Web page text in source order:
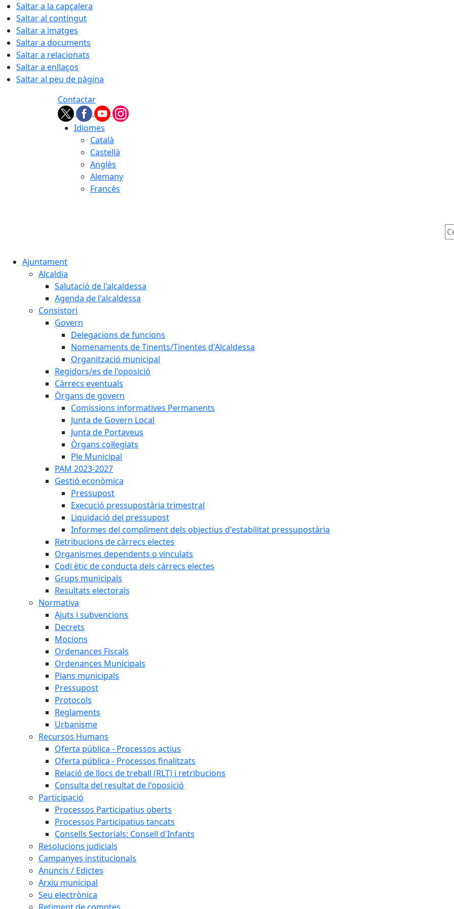
Saltar a la capçalera
Saltar al contingut
Saltar a imatges
Saltar a documents
Saltar a relacionats
Saltar a enllaços
Saltar al peu de pàgina
Contactar
Idiomes
Català
Castellà
Anglès
Alemany
Francès
Ajuntament
Alcaldia
Salutació de l'alcaldessa
Agenda de l'alcaldessa
Consistori
Govern
Delegacions de funcions
Nomenaments de Tinents/Tinentes d'Alcaldessa
Organització municipal
Regidors/es de l'oposició
Càrrecs eventuals
Òrgans de govern
Comissions informatives Permanents
Junta de Govern Local
Junta de Portaveus
Òrgans col·legiats
Ple Municipal
PAM 2023-2027
Gestió econòmica
Pressupost
Execució pressupostària trimestral
Liquidació del pressupost
Informes del compliment dels objectius d'estabilitat pressupostària
Retribucions de càrrecs electes
Organismes dependents o vinculats
Codi ètic de conducta dels càrrecs electes
Grups municipals
Resultats electorals
Normativa
Ajuts i subvencions
Decrets
Mocions
Ordenances Fiscals
Ordenances Municipals
Plans municipals
Pressupost
Protocols
Reglaments
Urbanisme
Recursos Humans
Oferta pública - Processos actius
Oferta pública - Processos finalitzats
Relació de llocs de treball (RLT) i retribucions
Consulta del resultat de l'oposició
Participació
Processos Participatius oberts
Processos Participatius tancats
Consells Sectorials: Consell d'Infants
Resolucions judicials
Campanyes institucionals
Anuncis / Edictes
Arxiu municipal
Seu electrònica